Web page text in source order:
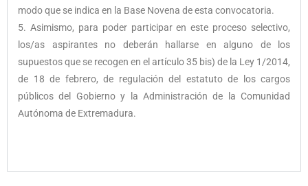
modo que se indica en la Base Novena de esta convocatoria.
5. Asimismo, para poder participar en este proceso selectivo,
los/as aspirantes no deberán hallarse en alguno de los
supuestos que se recogen en el artículo 35 bis) de la Ley 1/2014,
de 18 de febrero, de regulación del estatuto de los cargos
públicos del Gobierno y la Administración de la Comunidad
Autónoma de Extremadura.